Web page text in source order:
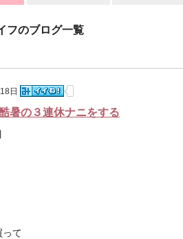
フのブログ一覧
日
暑の３連休ナニをする
って